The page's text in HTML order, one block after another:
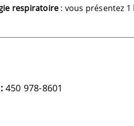
respiratoire : vous présentez 1
:450 978-8601